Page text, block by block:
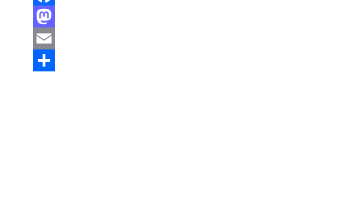
Facebook
Mastodon
Email